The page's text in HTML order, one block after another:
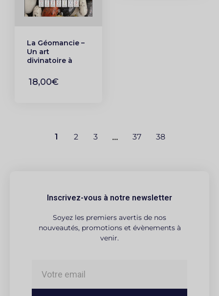
La Géomancie –
Un art
divinatoire à
18,00€
1 2 3 … 37 38
Inscrivez-vous à notre newsletter
Soyez les premiers avertis de nos
nouveautés, promotions et évènements à
venir.